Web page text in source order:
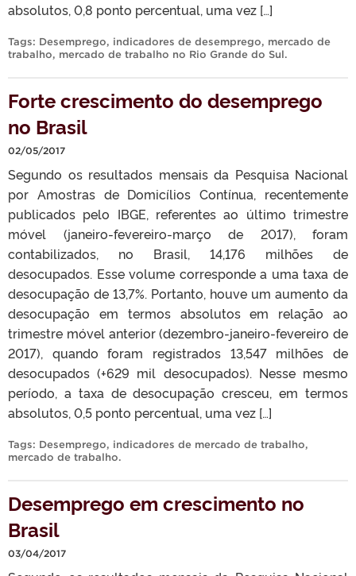
absolutos, 0,8 ponto percentual, uma vez […]
Tags: Desemprego, indicadores de desemprego, mercado de
trabalho, mercado de trabalho no Rio Grande do Sul.
Forte crescimento do desemprego
no Brasil
02/05/2017
Segundo os resultados mensais da Pesquisa Nacional
por Amostras de Domicílios Contínua, recentemente
publicados pelo IBGE, referentes ao último trimestre
móvel (janeiro-fevereiro-março de 2017), foram
contabilizados, no Brasil, 14,176 milhões de
desocupados. Esse volume corresponde a uma taxa de
desocupação de 13,7%. Portanto, houve um aumento da
desocupação em termos absolutos em relação ao
trimestre móvel anterior (dezembro-janeiro-fevereiro de
2017), quando foram registrados 13,547 milhões de
desocupados (+629 mil desocupados). Nesse mesmo
período, a taxa de desocupação cresceu, em termos
absolutos, 0,5 ponto percentual, uma vez […]
Tags: Desemprego, indicadores de mercado de trabalho,
mercado de trabalho.
Desemprego em crescimento no
Brasil
03/04/2017